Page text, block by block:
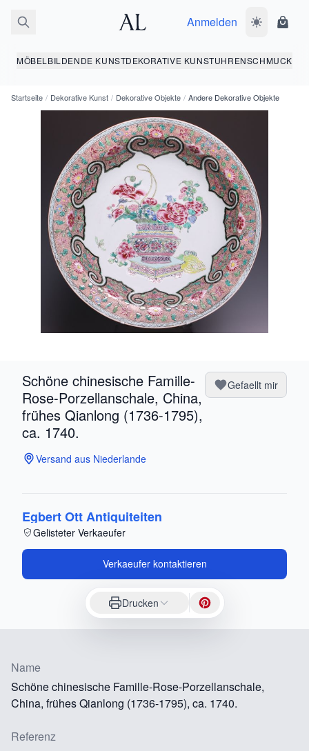
Anmelden
MÖBEL BILDENDE KUNSTDEKORATIVE KUNSTUHRENSCHMUCK
Startseite / Dekorative Kunst / Dekorative Objekte / Andere Dekorative Objekte
Schöne chinesische Famille-
Rose-Porzellanschale, China,
frühes Qianlong (1736-1795),
ca. 1740.
Gefaellt mir
Versand aus Niederlande
Egbert Ott Antiquiteiten
Gelisteter Verkaeufer
Verkaeufer kontaktieren
Drucken
Name
Schöne chinesische Famille-Rose-Porzellanschale,
China, frühes Qianlong (1736-1795), ca. 1740.
Referenz